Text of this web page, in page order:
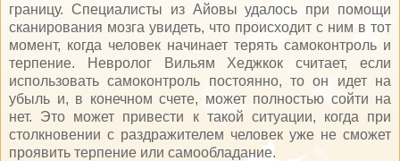
границу. Специалисты из Айовы удалось при помощи
сканирования мозга увидеть, что происходит с ним в тот
момент, когда человек начинает терять самоконтроль и
терпение. Невролог Вильям Хеджкок считает, если
использовать самоконтроль постоянно, то он идет на
убыль и, в конечном счете, может полностью сойти на
нет. Это может привести к такой ситуации, когда при
столкновении с раздражителем человек уже не сможет
проявить терпение или самообладание.